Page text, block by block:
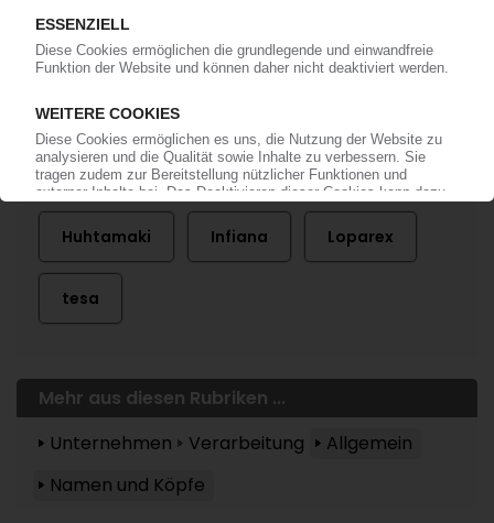
Mehr zu ...
Huhtamaki Infiana Loparex
tesa
Mehr aus diesen Rubriken ...
Unternehmen
Verarbeitung
Allgemein
Namen und Köpfe